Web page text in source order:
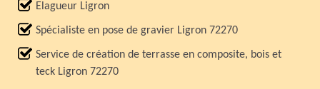
Elagueur Ligron
Spécialiste en pose de gravier Ligron 72270
Service de création de terrasse en composite, bois et
teck Ligron 72270